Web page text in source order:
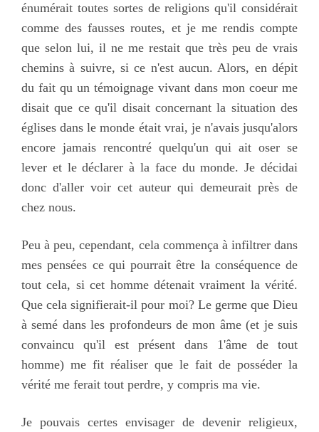
énumérait toutes sortes de religions qu'il considérait
comme des fausses routes, et je me rendis compte
que selon lui, il ne me restait que très peu de vrais
chemins à suivre, si ce n'est aucun. Alors, en dépit
du fait qu un témoignage vivant dans mon coeur me
disait que ce qu'il disait concernant la situation des
églises dans le monde était vrai, je n'avais jusqu'alors
encore jamais rencontré quelqu'un qui ait oser se
lever et le déclarer à la face du monde. Je décidai
donc d'aller voir cet auteur qui demeurait près de
chez nous.
Peu à peu, cependant, cela commença à infiltrer dans
mes pensées ce qui pourrait être la conséquence de
tout cela, si cet homme détenait vraiment la vérité.
Que cela signifierait-il pour moi? Le germe que Dieu
à semé dans les profondeurs de mon âme (et je suis
convaincu qu'il est présent dans 1'âme de tout
homme) me fit réaliser que le fait de posséder la
vérité me ferait tout perdre, y compris ma vie.
Je pouvais certes envisager de devenir religieux,